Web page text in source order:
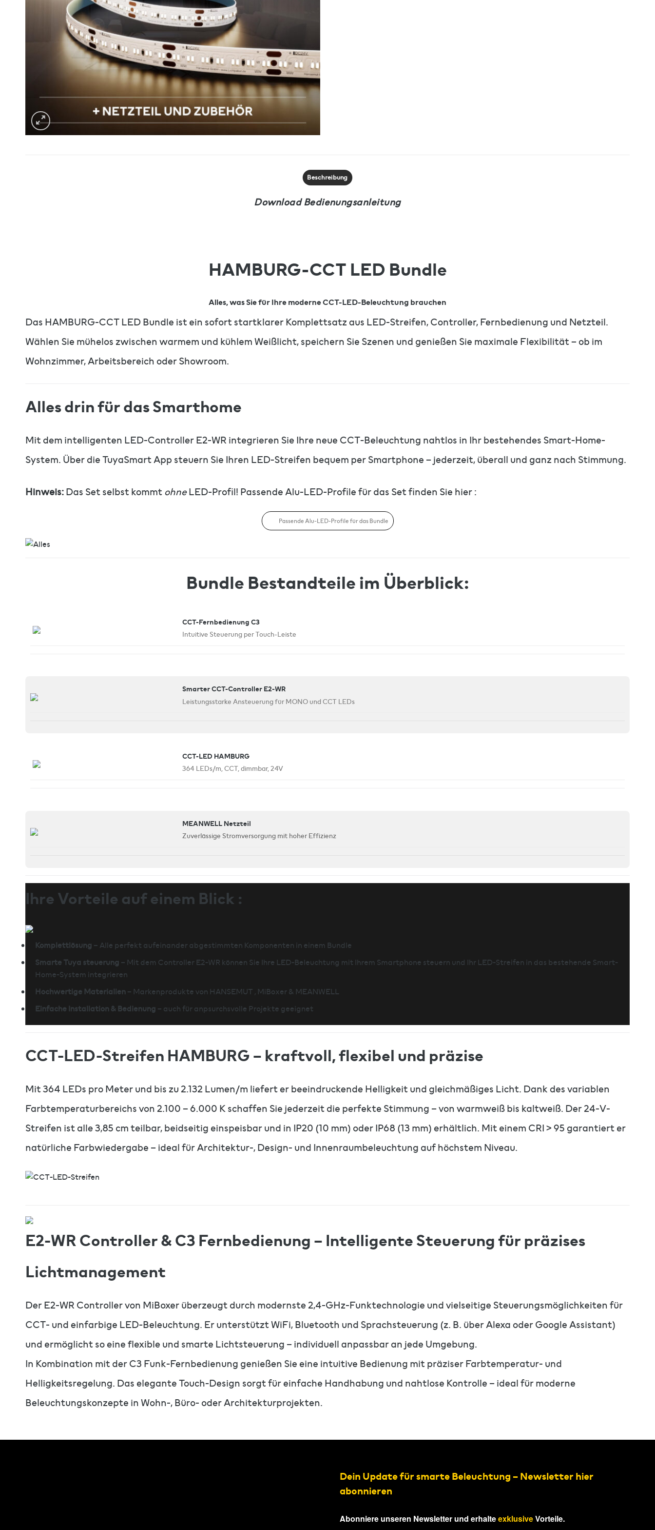
Beschreibung
Download Bedienungsanleitung
HAMBURG-CCT LED Bundle
Alles, was Sie für Ihre moderne CCT-LED-Beleuchtung brauchen
Das HAMBURG-CCT LED Bundle ist ein sofort startklarer Komplettsatz aus LED-Streifen, Controller, Fernbedienung und Netzteil.
Wählen Sie mühelos zwischen warmem und kühlem Weißlicht, speichern Sie Szenen und genießen Sie maximale Flexibilität – ob im
Wohnzimmer, Arbeitsbereich oder Showroom.
Alles drin für das Smarthome
Mit dem intelligenten LED-Controller E2-WR integrieren Sie Ihre neue CCT-Beleuchtung nahtlos in Ihr bestehendes Smart-Home-
System. Über die TuyaSmart App steuern Sie Ihren LED-Streifen bequem per Smartphone – jederzeit, überall und ganz nach Stimmung.
Hinweis:Das Set selbst kommt ohneLED-Profil! Passende Alu-LED-Profile für das Set finden Sie hier :
Passende Alu-LED-Profile für das Bundle
Bundle Bestandteile im Überblick:
CCT-Fernbedienung C3
Intuitive Steuerung per Touch-Leiste
Smarter CCT-Controller E2-WR
Leistungsstarke Ansteuerung für MONO und CCT LEDs
CCT-LED HAMBURG
364 LEDs/m, CCT, dimmbar, 24V
MEANWELL Netzteil
Zuverlässige Stromversorgung mit hoher Effizienz
Ihre Vorteile auf einem Blick :
Komplettlösung – Alle perfekt aufeinander abgestimmten Komponenten in einem Bundle
Smarte Tuya steuerung – Mit dem Controller E2-WR können Sie Ihre LED-Beleuchtung mit Ihrem Smartphone steuern und Ihr LED-Streifen in das bestehende Smart-
Home-System integrieren
Hochwertige Materialien– Markenprodukte von HANSEMUT , MiBoxer & MEANWELL
Einfache Installation & Bedienung – auch für anpsurchsvolle Projekte geeignet
CCT-LED-Streifen HAMBURG – kraftvoll, flexibel und präzise
Mit 364 LEDs pro Meter und bis zu 2.132 Lumen/m liefert er beeindruckende Helligkeit und gleichmäßiges Licht. Dank des variablen
Farbtemperaturbereichs von 2.100 – 6.000 K schaffen Sie jederzeit die perfekte Stimmung – von warmweiß bis kaltweiß. Der 24-V-
Streifen ist alle 3,85 cm teilbar, beidseitig einspeisbar und in IP20 (10 mm) oder IP68 (13 mm) erhältlich. Mit einem CRI > 95 garantiert er
natürliche Farbwiedergabe – ideal für Architektur-, Design- und Innenraumbeleuchtung auf höchstem Niveau.
E2-WR Controller & C3 Fernbedienung – Intelligente Steuerung für präzises
Lichtmanagement
Der E2-WR Controller von MiBoxer überzeugt durch modernste 2,4-GHz-Funktechnologie und vielseitige Steuerungsmöglichkeiten für
CCT- und einfarbige LED-Beleuchtung. Er unterstützt WiFi, Bluetooth und Sprachsteuerung (z. B. über Alexa oder Google Assistant)
und ermöglicht so eine flexible und smarte Lichtsteuerung – individuell anpassbar an jede Umgebung.
In Kombination mit der C3 Funk-Fernbedienung genießen Sie eine intuitive Bedienung mit präziser Farbtemperatur- und
Helligkeitsregelung. Das elegante Touch-Design sorgt für einfache Handhabung und nahtlose Kontrolle – ideal für moderne
Beleuchtungskonzepte in Wohn-, Büro- oder Architekturprojekten.
Dein Update für smarte Beleuchtung – Newsletter hier
abonnieren
Abonniere unseren Newsletter und erhalteexklusiveVorteile.